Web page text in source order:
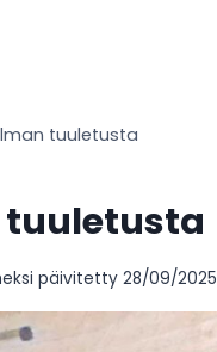
tuuletusta
tuuletusta
päivitetty 28/09/2025